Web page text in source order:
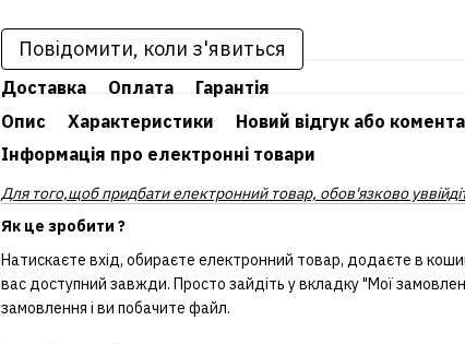
Повідомити, коли з'явиться
Доставка Оплата
Гарантія
Опис
Характеристики
Новий відгук або
Інформація про електронні товари
Для того,щоб придбати електронний товар, обов'язково
Як це зробити ?
Натискаєте вхід, обираєте електронний товар, додаєте в
вас доступний завжди. Просто зайдіть у вкладку "Мої
замовлення і ви побачите файл.